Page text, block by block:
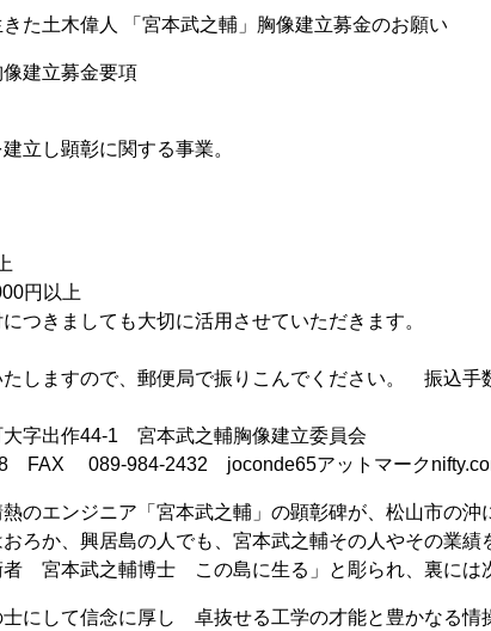
た土木偉人 「宮本武之輔」胸像建立募金のお願い
建立募金要項
立し顕彰に関する事業。
円以上
つきましても大切に活用させていただきます。
しますので、郵便局で振りこんでください。 振込手
大字出作44-1 宮本武之輔胸像建立委員会
FAX 089-984-2432 joconde65アットマーク
のエンジニア「宮本武之輔」の顕彰碑が、松山市の沖
ろか、興居島の人でも、宮本武之輔その人やその業
宮本武之輔博士 この島に生る」と彫られ、裏には
士にして信念に厚し 卓抜せる工学の才能と豊かなる情